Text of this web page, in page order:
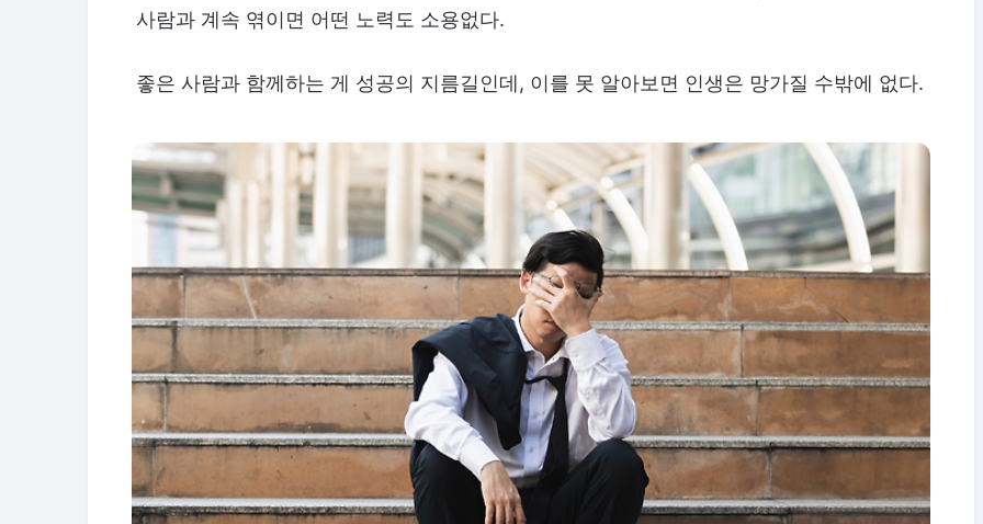
사람과 계속 엮이면 어떤 노력도 소용없다.
좋은 사람과 함께하는 게 성공의 지름길인데, 이를 못 알아보면 인생은 망가질 수밖에 없다.